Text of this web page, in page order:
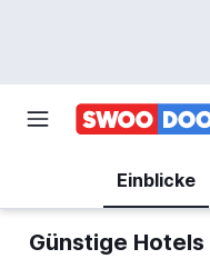
Einblicke
Günstige